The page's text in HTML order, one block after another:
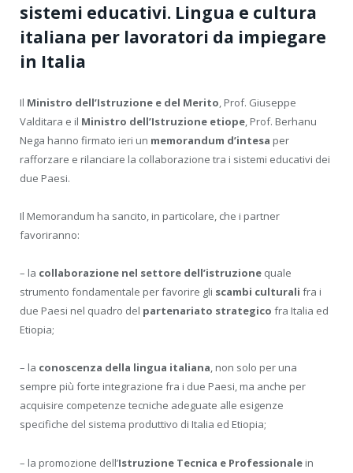
sistemi educativi. Lingua e cultura
italiana per lavoratori da impiegare
in Italia
Il Ministro dell’Istruzione e del Merito, Prof. Giuseppe
Valditara e il Ministro dell’Istruzione etiope, Prof. Berhanu
Nega hanno firmato ieri un memorandum d’intesa per
rafforzare e rilanciare la collaborazione tra i sistemi educativi dei
due Paesi.
Il Memorandum ha sancito, in particolare, che i partner
favoriranno:
– la collaborazione nel settore dell’istruzione quale
strumento fondamentale per favorire gli scambi culturali fra i
due Paesi nel quadro del partenariato strategico fra Italia ed
Etiopia;
– la conoscenza della lingua italiana, non solo per una
sempre più forte integrazione fra i due Paesi, ma anche per
acquisire competenze tecniche adeguate alle esigenze
specifiche del sistema produttivo di Italia ed Etiopia;
– la promozione dell’Istruzione Tecnica e Professionale in